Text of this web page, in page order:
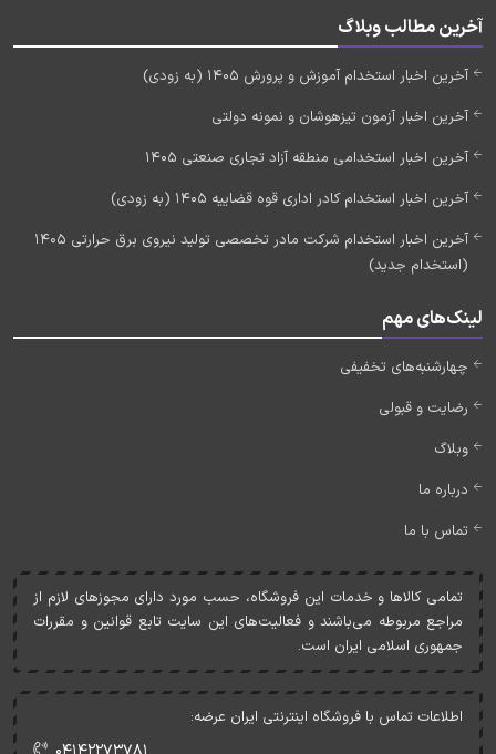
آخرین مطالب وبلاگ
آخرین اخبار استخدام آموزش و پرورش 1405 (به زودی)
آخرین اخبار آزمون تیزهوشان و نمونه دولتی
آخرین اخبار استخدامی منطقه آزاد تجاری صنعتی 1405
آخرین اخبار استخدام کادر اداری قوه قضاییه 1405 (به زودی)
آخرین اخبار استخدام شرکت مادر تخصصی تولید نیروی برق حرارتی 1405
(استخدام جدید)
لینک‌های مهم
چهارشنبه‌های تخفیفی
رضایت و قبولی
وبلاگ
درباره ما
تماس با ما
تمامی کالاها و خدمات اين فروشگاه، حسب مورد دارای مجوزهای لازم از
مراجع مربوطه می‌باشند و فعاليت‌های اين سايت تابع قوانين و مقررات
جمهوری اسلامی ايران است.
اطلاعات تماس با فروشگاه اینترنتی ایران عرضه: